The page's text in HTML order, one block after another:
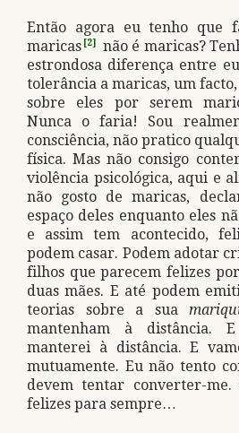
Então agora eu tenho que
maricas [2]
não é maricas?
estrondosa diferença entre
tolerância a maricas, um
sobre eles por serem
Nunca o faria! Sou
consciência, não pratico
física. Mas não consigo
violência psicológica, aqui e
não gosto de maricas,
espaço deles enquanto eles
e assim tem acontecido,
podem casar. Podem adotar
filhos que parecem felizes
duas mães. E até podem
teorias sobre a sua
mantenham à distância.
manterei à distância. E
mutuamente. Eu não tento
devem tentar converter-me.
felizes para sempre…